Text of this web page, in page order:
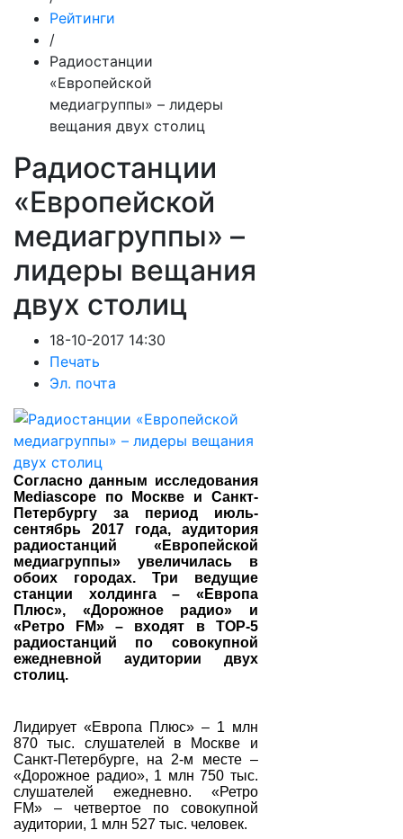
Рейтинги
/
Радиостанции
«Европейской
медиагруппы» – лидеры
вещания двух столиц
Радиостанции
«Европейской
медиагруппы» –
лидеры вещания
двух столиц
18-10-2017 14:30
Печать
Эл. почта
Согласно данным исследования
Mediascope по Москве и Санкт-
Петербургу за период июль-
сентябрь 2017 года, аудитория
радиостанций «Европейской
медиагруппы» увеличилась в
обоих городах. Три ведущие
станции холдинга – «Европа
Плюс», «Дорожное радио» и
«Ретро FM» – входят в TOP-5
радиостанций по совокупной
ежедневной аудитории двух
столиц.
Лидирует «Европа Плюс» – 1 млн
870 тыс. слушателей в Москве и
Санкт-Петербурге, на 2-м месте –
«Дорожное радио», 1 млн 750 тыс.
слушателей ежедневно. «Ретро
FM» – четвертое по совокупной
аудитории, 1 млн 527 тыс. человек.